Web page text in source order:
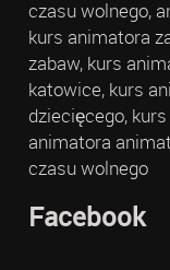
czasu wolnego,
kurs animatora
zabaw, kurs
katowice, kurs
dziecięcego,
animatora
czasu wolnego
Facebook